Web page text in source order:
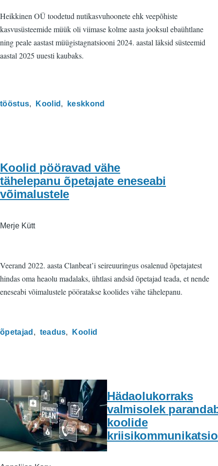
Heikkinen OÜ toodetud nutikasvuhoonete ehk veepõhiste
kasvusüsteemide müük oli viimase kolme aasta jooksul ebaühtlane
ning peale aastast müügistagnatsiooni 2024. aastal läksid süsteemid
aastal 2025 uuesti kaubaks.
tööstus Koolid keskkond
Koolid pööravad vähe
tähelepanu õpetajate eneseabi
võimalustele
Merje Kütt
Veerand 2022. aasta Clanbeat’i seireuuringus osalenud õpetajatest
hindas oma heaolu madalaks, ühtlasi andsid õpetajad teada, et nende
eneseabi võimalustele pööratakse koolides vähe tähelepanu.
õpetajad teadus Koolid
Hädaolukorraks
valmisolek
koolide